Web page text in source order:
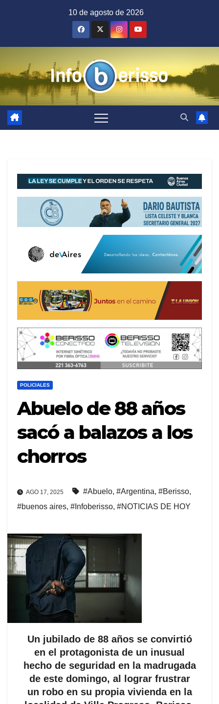
10 de agosto de 2026
POLICIALES
Abuelo de 88 años
sacó a balazos a los
chorros
AGO 17, 2025 #Abuelo, #Argentina, #Berisso,
#buenos aires, #Infoberisso, #NOTICIAS DE HOY
Un jubilado de 88 años se convirtió
en el protagonista de un inusual
hecho de seguridad en la madrugada
de este domingo, al lograr frustrar
un robo en su propia vivienda en la